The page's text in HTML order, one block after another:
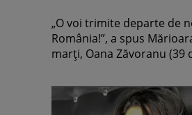
„O voi trimite departe de
România!”, a spus
marţi, Oana Zăvoranu (39